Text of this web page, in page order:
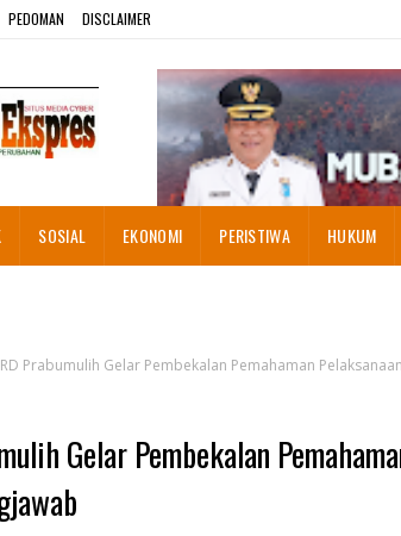
PEDOMAN DISCLAIMER
SOSIAL EKONOMI PERISTIWA HUKUM
Prabumulih Gelar Pembekalan Pemahaman
Gelar Pembekalan